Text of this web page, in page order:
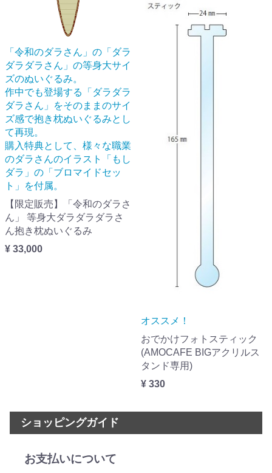
「令和のダラさん」の「ダラ
ダラダラさん」の等身大サイ
ズのぬいぐるみ。
作中でも登場する「ダラダラ
ダラさん」をそのままのサイ
ズ感で抱き枕ぬいぐるみとし
て再現。
購入特典として、様々な職業
のダラさんのイラスト「もし
ダラ」の「ブロマイドセッ
ト」を付属。
【限定販売】「令和のダラさ
ん」 等身大ダラダラダラさ
ん抱き枕ぬいぐるみ
¥ 33,000
オススメ！
おでかけフォトスティック
(AMOCAFE BIGアクリルス
タンド専用)
¥ 330
ショッピングガイド
お支払いについて